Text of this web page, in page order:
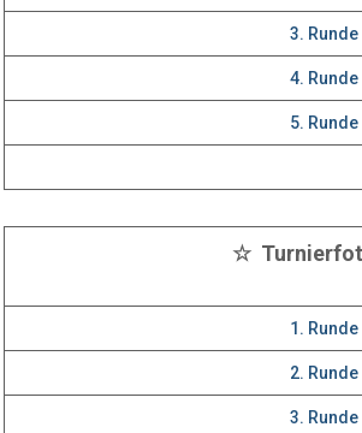
3. Runde
4. Runde
5. Runde
☆
1. Runde
2. Runde
3. Runde